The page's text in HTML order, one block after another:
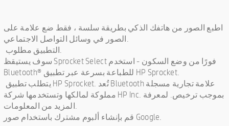
اطبع الصور من هاتفك الذكي بطريقة سلسة ، فقط ضع علامة على
الصور في وسائل التواصل الاجتماعي.
التطبيق مطلوب.
سوف يستيقظ Sprocket Select فورًا من وضع السكون - استخدم
Bluetooth® للطباعة بسرعة عبر تطبيق HP Sprocket.
مملوكة لمالكها وتستخدمها شركة HP Inc. بموجب ترخيص. لمعرفة
المزيد من المعلومات.
قم بإنشاء ألبوم مشترك باستخدام صور Google.